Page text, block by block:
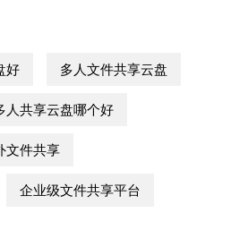
好 多人文件共享云盘
人共享云盘哪个好
文件共享
企业级文件共享平台